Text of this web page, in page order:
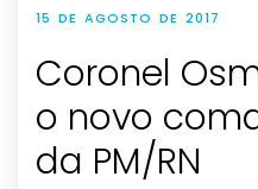
15 DE AGOSTO DE 2017
Coronel
o novo
da PM/RN